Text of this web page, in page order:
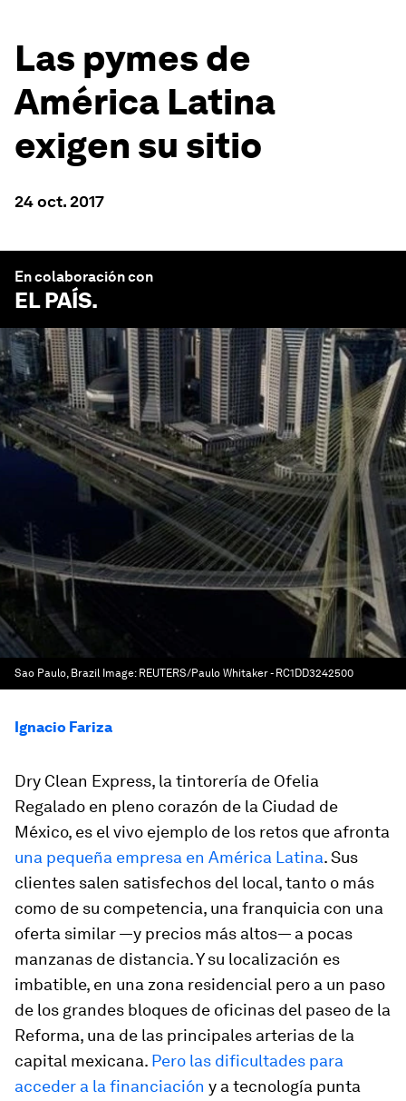
Las pymes de
América Latina
exigen su sitio
24 oct. 2017
En colaboración con
EL PAÍS.
Sao Paulo, Brazil Image: REUTERS/Paulo Whitaker - RC1DD3242500
Ignacio Fariza
Dry Clean Express, la tintorería de Ofelia
Regalado en pleno corazón de la Ciudad de
México, es el vivo ejemplo de los retos que afronta
una pequeña empresa en América Latina. Sus
clientes salen satisfechos del local, tanto o más
como de su competencia, una franquicia con una
oferta similar —y precios más altos— a pocas
manzanas de distancia. Y su localización es
imbatible, en una zona residencial pero a un paso
de los grandes bloques de oficinas del paseo de la
Reforma, una de las principales arterias de la
capital mexicana. Pero las dificultades para
acceder a la financiación y a tecnología punta